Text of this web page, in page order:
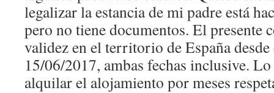
legalizar la estancia de mi padre está
pero no tiene documentos. El presente
validez en el territorio de España
15/06/2017, ambas fechas inclusive.
alquilar el alojamiento por meses